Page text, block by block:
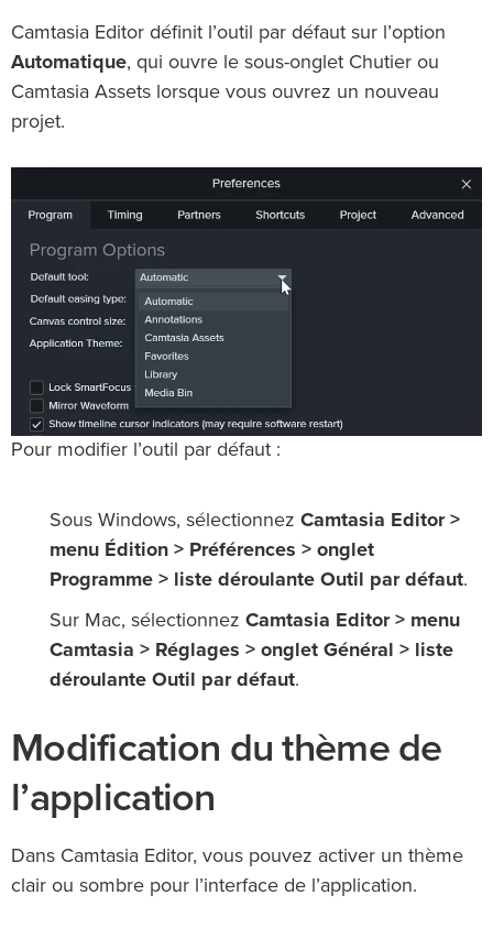
Camtasia Editor définit l’outil par défaut sur l’option
Automatique, qui ouvre le sous-onglet Chutier ou
Camtasia Assets lorsque vous ouvrez un nouveau
projet.
Pour modifier l’outil par défaut :
Sous Windows, sélectionnez Camtasia Editor >
menu Édition > Préférences > onglet
Programme > liste déroulante Outil par défaut.
Sur Mac, sélectionnez Camtasia Editor > menu
Camtasia > Réglages > onglet Général > liste
déroulante Outil par défaut.
Modification du thème de
l’application
Dans Camtasia Editor, vous pouvez activer un thème
clair ou sombre pour l’interface de l’application.